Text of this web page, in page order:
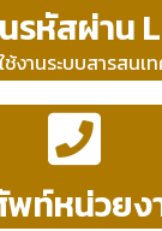
รหัสผ่าน
งานระบบสารสนเ
พท์หน่วยง